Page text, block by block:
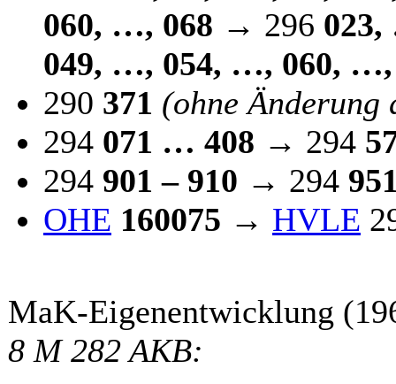
060, …, 068 → 296
049, …, 054, …, 060, …,
290 371 (ohne Änderung
294 071 … 408 → 294
294 901 – 910 → 294
OHE 160075 → HVLE
MaK-Eigenentwicklung
8 M 282 AKB: